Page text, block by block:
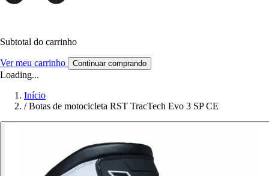
Subtotal do carrinho
Ver meu carrinho Continuar comprando
Loading...
Início
/ Botas de motocicleta RST TracTech Evo 3 SP CE